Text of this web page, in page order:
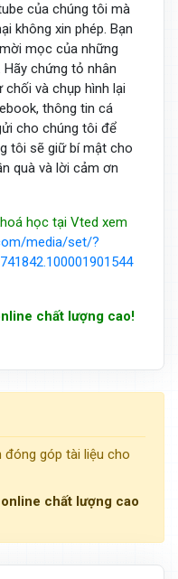
của chúng tôi mà
không xin phép. Bạn
mọc của những
chứng tỏ nhân
và chụp hình lại
thông tin cá
cho chúng tôi để
tôi sẽ giữ bí mật cho
quà và lời cảm ơn
học tại Vted xem
media/set/?
chất lượng cao!
đóng góp tài liệu cho
chất lượng cao